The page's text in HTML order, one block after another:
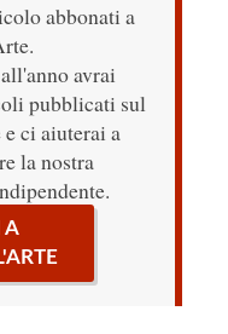
abbonati a
avrai
pubblicati sul
ci aiuterai a
la nostra
A